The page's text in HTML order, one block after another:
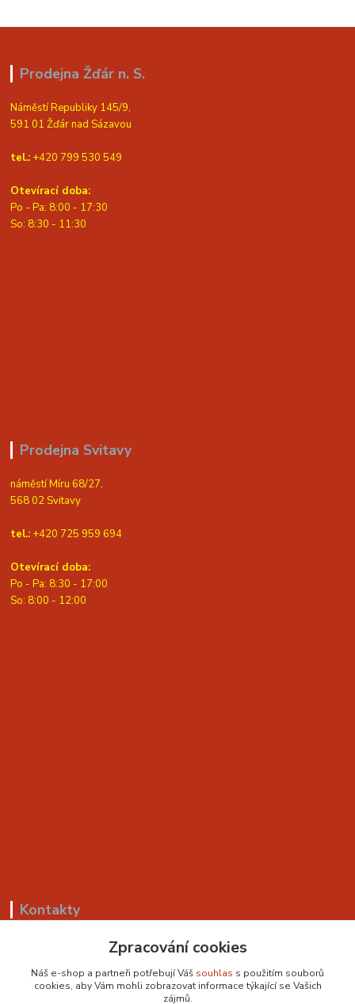
Prodejna Žďár n. S.
Náměstí Republiky 145/9,
591 01 Žďár nad Sázavou
tel.: +420 799 530 549
Otevírací doba:
Po - Pa: 8:00 - 17:30
So: 8:30 - 11:30
Prodejna Svitavy
náměstí Míru 68/27,
568 02 Svitavy
tel.: +420 725 959 694
Otevírací doba:
Po - Pa: 8:30 - 17:00
So: 8:00 - 12:00
Kontakty
+420 799 530 549
sedackyvysocina@seznam.cz
Zpracování cookies
Náš e-shop a partneři potřebují Váš souhlas s použitím souborů
cookies, aby Vám mohli zobrazovat informace týkající se Vašich
zájmů.